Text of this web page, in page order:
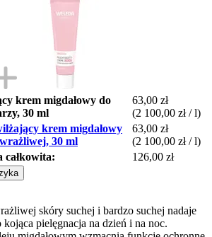
krem migdałowy do
30 ml
63,00 zł
(2 100,00 zł / l)
krem migdałowy
30 ml
63,00 zł
(2 100,00 zł / l)
całkowita:
126,00 zł
skóry suchej i bardzo suchej nadaje
pielęgnacja na dzień i na noc.